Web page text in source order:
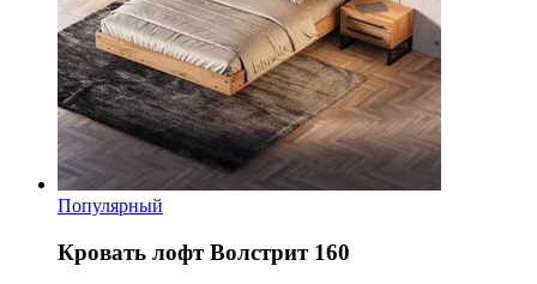
Популярный
Кровать лофт Волстрит 160